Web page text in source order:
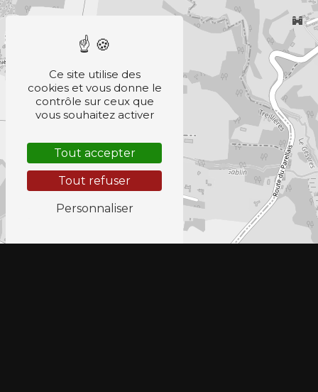
Ce site utilise des
cookies et vous donne le
contrôle sur ceux que
vous souhaitez activer
Tout accepter
Tout refuser
Personnaliser